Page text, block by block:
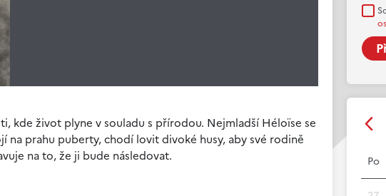
Po
kde život plyne v souladu s přírodou. Nejmladší Héloïse se
na prahu puberty, chodí lovit divoké husy, aby své rodině
na to, že ji bude následovat.